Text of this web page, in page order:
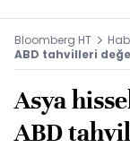
Bloomberg HT
ABD tahvilleri
Asya
ABD